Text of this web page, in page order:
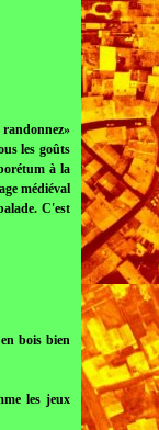
randonnez»
les goûts
à la
médiéval
C'est
bois bien
les jeux